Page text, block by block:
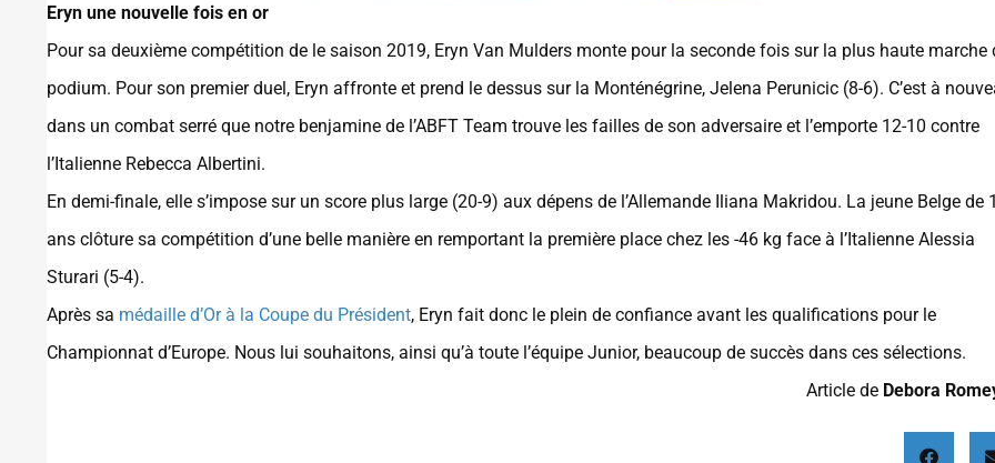
Eryn une nouvelle fois en or
Pour sa deuxième compétition de le saison 2019, Eryn Van Mulders monte pour la seconde fois sur la plus haute marche
podium. Pour son premier duel, Eryn affronte et prend le dessus sur la Monténégrine, Jelena Perunicic (8-6). C’est à
dans un combat serré que notre benjamine de l’ABFT Team trouve les failles de son adversaire et l’emporte 12-10 contre
l’Italienne Rebecca Albertini.
En demi-finale, elle s’impose sur un score plus large (20-9) aux dépens de l’Allemande Iliana Makridou. La jeune Belge de
ans clôture sa compétition d’une belle manière en remportant la première place chez les -46 kg face à l’Italienne Alessia
Sturari (5-4).
Après sa médaille d’Or à la Coupe du Président, Eryn fait donc le plein de confiance avant les qualifications pour le
Championnat d’Europe. Nous lui souhaitons, ainsi qu’à toute l’équipe Junior, beaucoup de succès dans ces sélections.
Article de Debora